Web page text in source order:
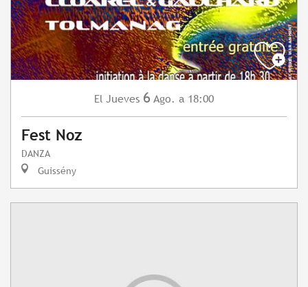
El Jueves 6 Ago. a 18:00
Fest Noz
DANZA
Guissény